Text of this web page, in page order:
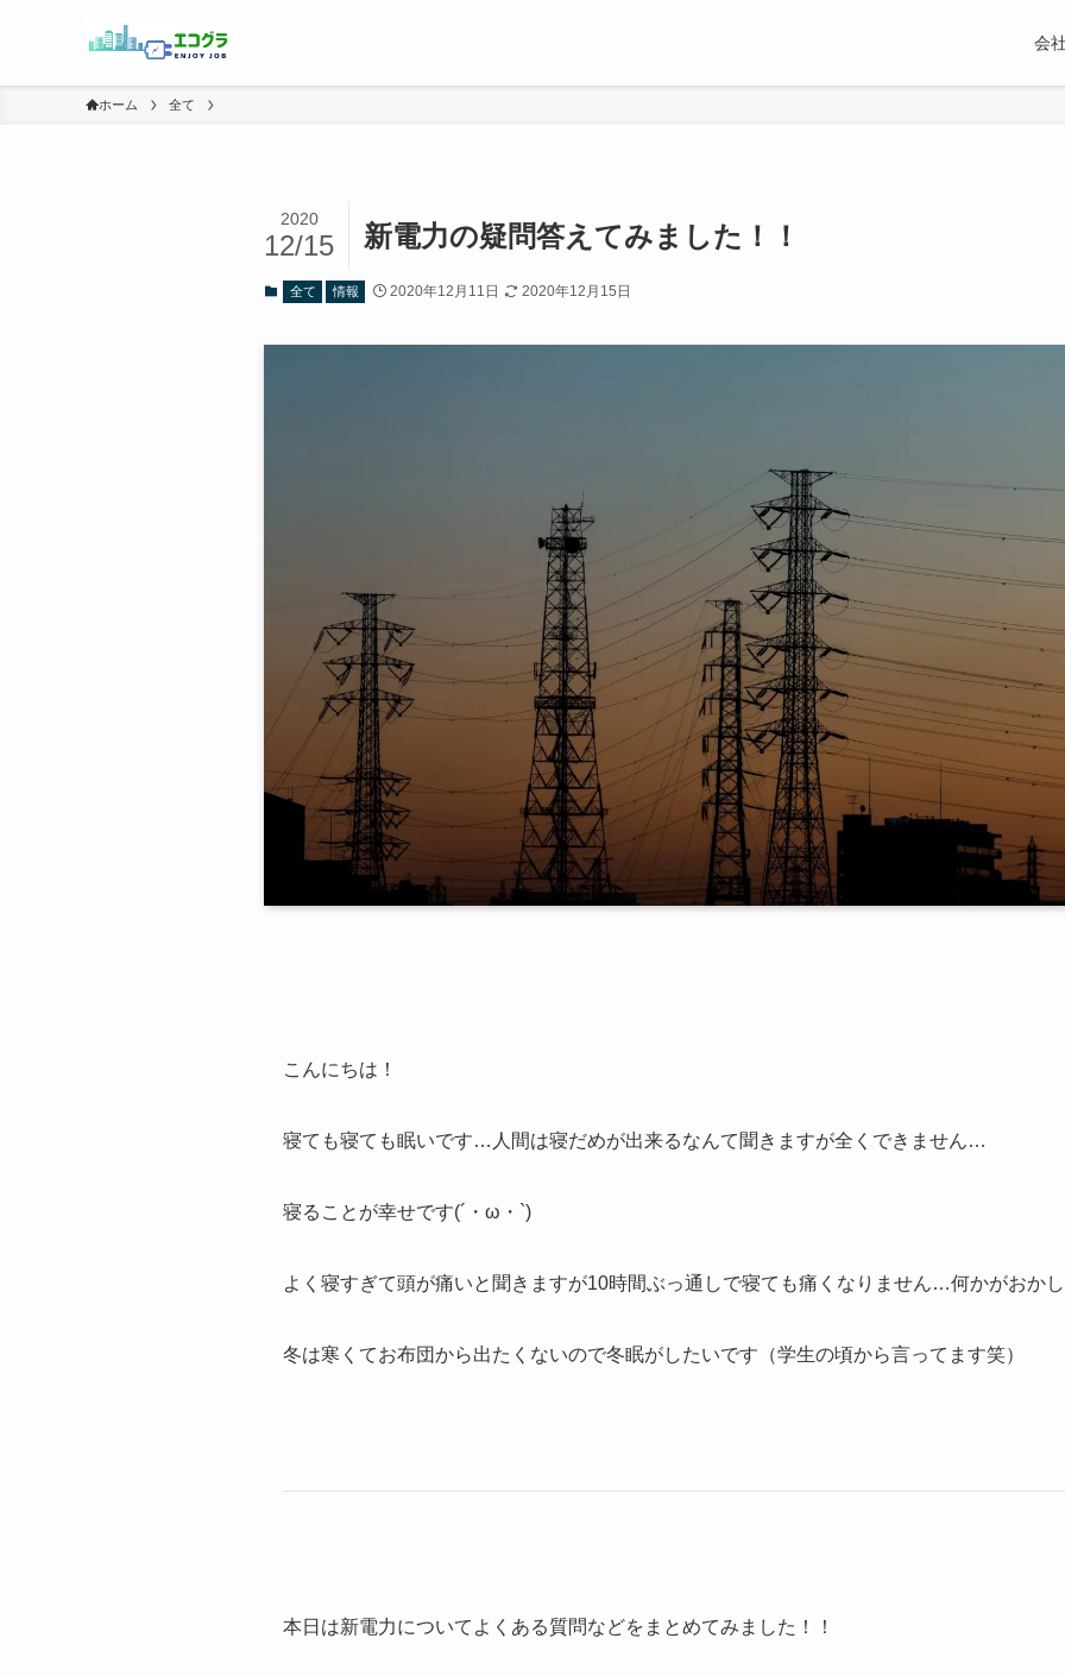
会
ホーム 全て
新電力の疑問答えてみました！！
2020
12/15
全て 情報 2020年12月11日 2020年12月15日
こんにちは！
寝ても寝ても眠いです…人間は寝だめが出来るなんて聞きますが全くできません…
寝ることが幸せです(´・ω・`)
よく寝すぎて頭が痛いと聞きますが10時間ぶっ通しで寝ても痛くなりません…何かがおか
冬は寒くてお布団から出たくないので冬眠がしたいです（学生の頃から言ってます笑）
本日は新電力についてよくある質問などをまとめてみました！！